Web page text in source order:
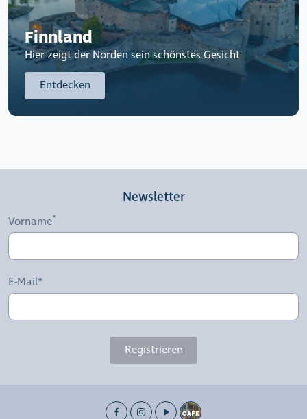
Finnland
Hier zeigt der Norden sein schönstes Gesicht
Entdecken
Newsletter
Vorname
E-Mail*
Registrieren